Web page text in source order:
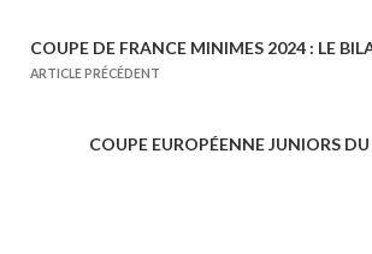
N
COUPE DE FRANCE MINIMES 2024 : LE
ARTICLE PRÉCÉDENT
COUPE EUROPÉENNE JUNIORS